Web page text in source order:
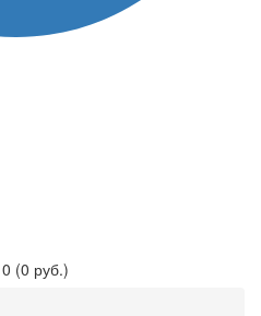
(0 руб.)